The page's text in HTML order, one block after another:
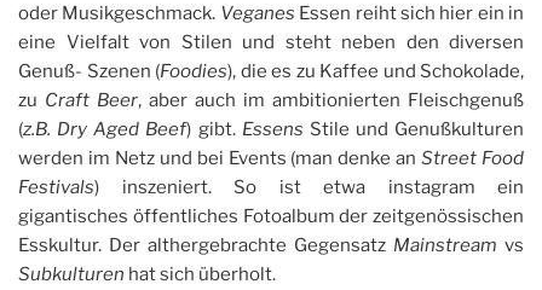
oder Musikgeschmack. Veganes Essen reiht sich hier ein in
eine Vielfalt von Stilen und steht neben den diversen
Genuß- Szenen (Foodies), die es zu Kaffee und Schokolade,
zu Craft Beer, aber auch im ambitionierten Fleischgenuß
(z.B. Dry Aged Beef) gibt. Essens Stile und Genußkulturen
werden im Netz und bei Events (man denke anStreet Food
Festivals) inszeniert. So ist etwa instagram ein
gigantisches öffentliches Fotoalbum der zeitgenössischen
Esskultur. Der althergebrachte Gegensatz Mainstream vs
Subkulturen hat sich überholt.